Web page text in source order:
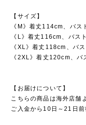
【サイズ】
《M》着丈114cm、バ
《L》着丈116cm、バス
《XL》着丈118cm、バ
《2XL》着丈120cm、
【お届けについて】
こちらの商品は海外店舗
ご入金から10日～21日前